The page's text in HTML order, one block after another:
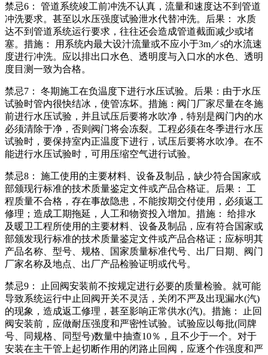
禁忌6： 管道系统竣工前冲洗不认真，流量和速度达不到管道
冲洗要求。甚至以水压强度试验泄水代替冲洗。后果： 水质
达不到管道系统运行要求，往往还会造成管道截面减少或堵
塞。措施： 用系统内最大设汁流量或不应小于3m／s的水流速
度进行冲洗。应以排出口水色、透明度与入口水的水色、透明
度目测一致为合格。
禁忌7： 冬期施工在负温度下进行水压试验。后果：由于水压
试验时管内很快结冰，使管冻坏。措施：阀门厂家尽量在冬施
前进行水压试验，并且试压后要将水吹净，特别是阀门内的水
必须清除于净，否则阀门将会冻裂。工程必须在冬季进行水压
试验时，要保持室内正温度下进行，试压后要将水吹净。在不
能进行水压试验时，可用压缩空气进行试验。
禁忌8： 施工使用的主要材料、设备及制品，缺少符合国家或
部颁现行标准的技术质量鉴定文件或产品合格证。后果： 工
程质量不合格，存在事故隐患，不能按期交付使用，必须返工
修理；造成工期拖延，人工和物资投入增加。措施： 给排水
及暖卫工程所使用的主要材料、设备及制品，应有符合国家或
部颁发现行标准的技术质量鉴定文件或产品合格证；应标明其
产品名称、型号、规格、国家质量标准代号、出厂日期、阀门
厂家名称及地点、出厂产品检验证明或代号。
禁忌9： 止回阀安装前不按规定进行必要的质量检验。就可能
导致系统运行中止回阀开关不灵活，关闭不严及出现漏水(汽)
的现象，造成返工修理，甚至影响正常供水(汽)。措施： 止回
阀安装前，应做耐压强度和严密性试验。试验应以每批(同牌
号、同规格、同型号)数量中抽查10％，且不少于一个。对于
安装在主干管上起切断作用的闭路止回阀，应逐个作强度和严